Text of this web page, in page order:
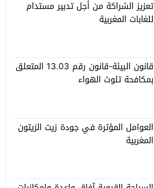
تعزيز الشراكة من أجل تدبير مستدام
للغابات المغربية
قانون البيئة-قانون رقم 13.03 المتعلق
بمكافحة تلوث الهواء
العوامل المؤثرة في جودة زيت الزيتون
المغربية